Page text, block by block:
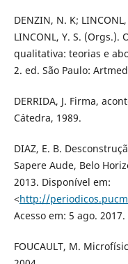
DENZIN, N. K;
LINCONL, Y. S.
qualitativa: teorias e
2. ed. São Paulo:
DERRIDA, J. Firma,
Cátedra, 1989.
DIAZ, E. B.
Sapere Aude, Belo
2013. Disponível em:
<http://
Acesso em: 5 ago. 2017.
FOUCAULT, M.